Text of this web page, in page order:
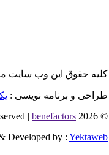
حقوق این وب سایت
و برنامه نویسی :
©
benefactors
& Developed by :